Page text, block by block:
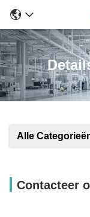
Alle
Contacteer